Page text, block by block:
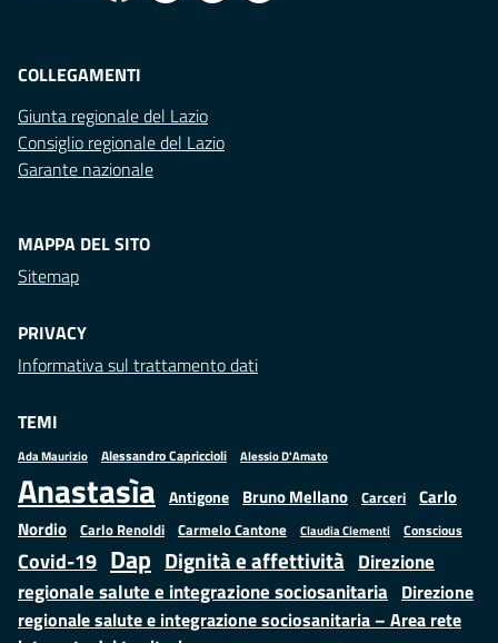
COLLEGAMENTI
Giunta regionale del Lazio
Consiglio regionale del Lazio
Garante nazionale
MAPPA DEL SITO
Sitemap
PRIVACY
Informativa sul trattamento dati
TEMI
Ada Maurizio Alessandro Capriccioli Alessio D'Amato
Anastasìa Antigone Bruno Mellano Carceri
Carlo
Nordio Carlo Renoldi Carmelo Cantone Claudia Clementi Conscious
Covid-19 Dap Dignità e affettività Direzione
regionale salute e integrazione sociosanitaria Direzione
regionale salute e integrazione sociosanitaria – Area rete